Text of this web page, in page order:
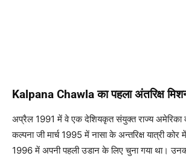
Kalpana Chawla का पहला अंतरिक्ष
अप्रैल 1991 में वे एक देशियकृत संयुक्त राज्य अमेरिका
कल्पना जी मार्च 1995 में नासा के अन्तरिक्ष यात्री
1996 में अपनी पहली उडान के लिए चुना गया था।